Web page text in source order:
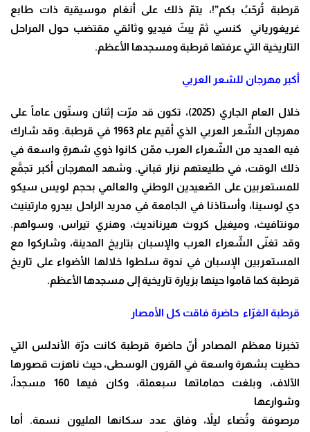
قرطبة تُرحّبُ بكم”!، يتمّ ذلك على أنغام موسيقية ذات طابع
غريغورياني كنسي ثمّ يبثّ فيديو وثائقي مقتضب حول المراحل
التاريخية التي عرفتها قرطبة ومسجدها الأعظم.
أكبر مهرجان للشعر العربي
خلال العام الجاري (2025)، تكون قد مرّت إثنان وستّون عاماً على
مهرجان الشّعر العربي الذي أقيم عام 1963 في قرطبة. وقد شارك
فيه العديد من الشّعراء العرب ممّن كانوا ذوي شهرةٍ واسعة في
ذلك الوقت، في طليعتهم نزار قباني. وشهد المهرجان أكبر تجمَّع
للمستعربين على الصّعيدين الوطني والعالمي بحجم لويس سيكو
دي لوسينا، وأستاذنا في الجامعة في مدريد الراحل بيدرو مارتينيث
مونتافيث، وميغيل كروث هيرنانديث، وهنري تيراس، وسواهم.
وقد تغنّى الشّعراء العرب والإسبان بتاريخ المدينة، وشاركوا مع
المستعربين الإسبان في ندوة سلطوا خلالها الأضواء على تاريخ
قرطبة كما قاموا حينها بزيارة تاريخية إلى مسجدها الأعظم.
قرطبة الغرّاء حاضرة فاقت كل الأمصار
تخبرنا معظم المصادر أنّ حاضرة قرطبة كانت درّة الأندلس التي
حظيت بشهرة واسعة في القرون الوسطى، حيث ناهزت قصورها
الآلاف، وبلغت حماماتها سبعمئة، وكان فيها 160 مسجداً،
وشوارعها
مرصوفة وتُضاء ليلاً، وفاق عدد سكانها المليون نسمة. أما